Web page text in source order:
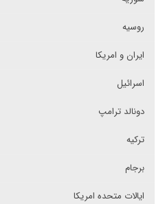
روسیه
ایران و امریکا
اسرائیل
دونالد ترامپ
ترکیه
برجام
ایالات متحده امریکا